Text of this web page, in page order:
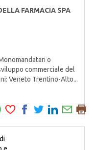
FARMACIA SPA
o
commerciale del
Veneto Trentino-Alto...